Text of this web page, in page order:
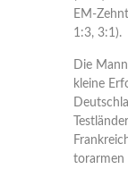
EM-
1:3, 3:1).
Die
kleine
torarmen